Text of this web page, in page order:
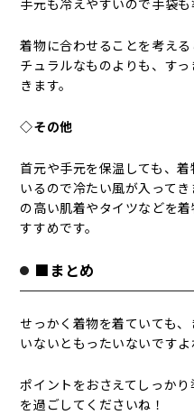
手元も冷えやすいので手袋も
着物に合わせることを考え
チュラルなものよりも、す
きます。
◇その他
首元や手元を保温しても、
いるので冷たい風が入って
の高い肌着やタイツなどを
すすめです。
■まとめ
せっかく着物を着ていても
いないともったいないですよ
ポイントをおさえてしっか
を過ごしてくださいね！